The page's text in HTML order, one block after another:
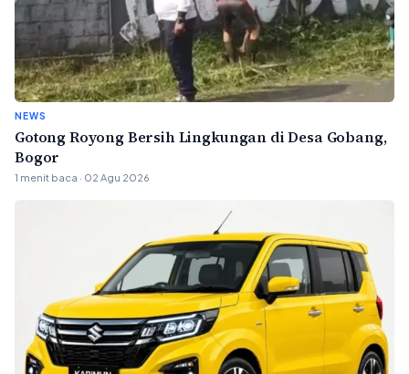
NEWS
Gotong Royong Bersih Lingkungan di Desa Gobang,
Bogor
1 menit baca · 02 Agu 2026